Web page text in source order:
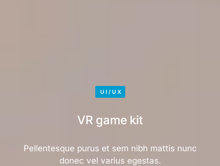
UI/UX
VR game kit
Pellentesque purus et sem nibh mattis nunc
donec vel varius egestas.